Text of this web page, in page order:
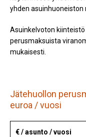
yhden asuinhuoneiston
Asuinkelvoton
perusmaksuista
mukaisesti.
Jätehuollon
euroa / vuosi
€ / asunto / vuosi